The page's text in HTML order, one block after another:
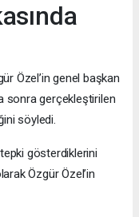
Özel’in genel başkan
sonra gerçekleştirilen
söyledi.
tepki gösterdiklerini
Özgür Özel’in